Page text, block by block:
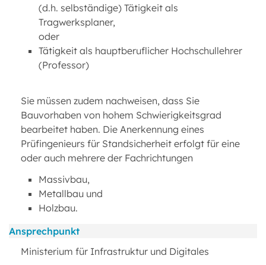
(d.h. selbständige) Tätigkeit als
Tragwerksplaner,
oder
Tätigkeit als hauptberuflicher Hochschullehrer
(Professor)
Sie müssen zudem nachweisen, dass Sie
Bauvorhaben von hohem Schwierigkeitsgrad
bearbeitet haben. Die Anerkennung eines
Prüfingenieurs für Standsicherheit erfolgt für eine
oder auch mehrere der Fachrichtungen
Massivbau,
Metallbau und
Holzbau.
Ansprechpunkt
Ministerium für Infrastruktur und Digitales